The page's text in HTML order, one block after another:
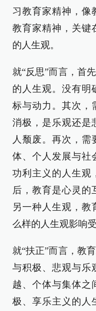
习教育家精神，像
教育家精神，关键
的人生观。
就“反思”而言，首
的人生观。没有明
标与动力。其次，
消极，是乐观还是
人颓废。再次，需
体、个人发展与社
功利主义的人生观
后，教育是心灵的
另一种人生观，教
么样的人生观影响受
就“扶正”而言，教
与积极、悲观与乐
越、个体与集体之
极、享乐主义的人